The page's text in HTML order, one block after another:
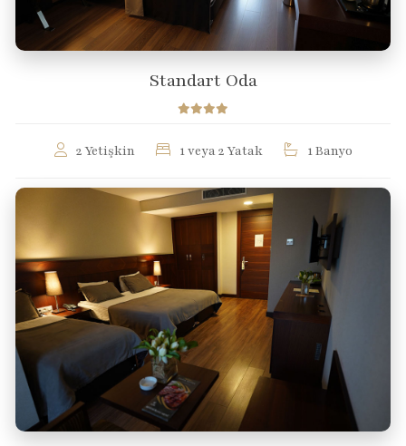
Standart Oda
2 Yetişkin 1 veya 2 Yatak 1 Banyo